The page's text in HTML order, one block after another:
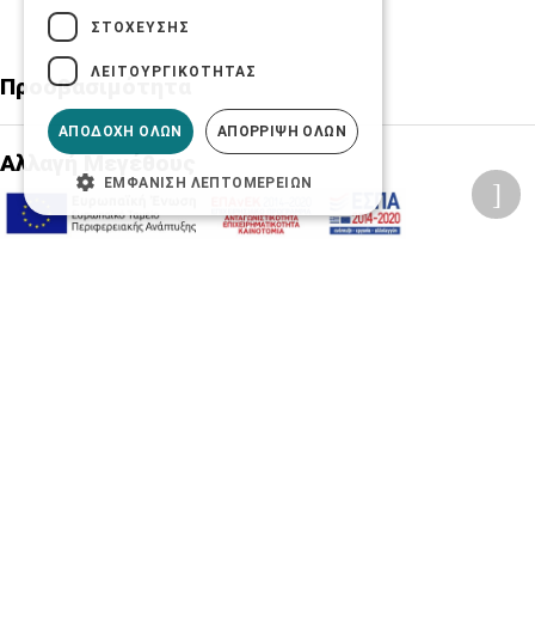
Προσβασιμότητα
Αλλαγή Μεγέθους
A- A+
A
ΣΤΌΧΕΥΣΗΣ
ΛΕΙΤΟΥΡΓΙΚΌΤΗΤΑΣ
ΑΠΟΔΟΧΉ ΌΛΩΝ ΑΠΌΡΡΙΨΗ ΌΛΩΝ
ΕΜΦΆΝΙΣΗ ΛΕΠΤΟΜΕΡΕΙΏΝ